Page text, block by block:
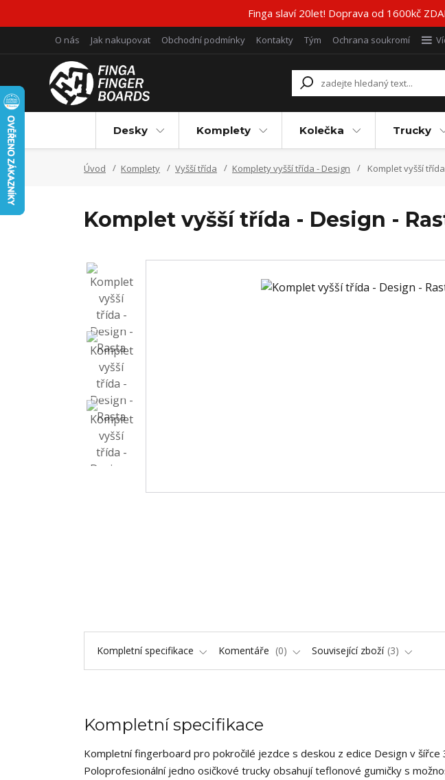
Finga slaví 20let! Doprava od 1600kč
O nás Jak nakupovat Obchodní podmínky Kontakty Tým Ochrana soukromí
Desky Komplety Kolečka Trucky
Úvod Komplety Vyšší třída Komplety vyšší třída - Design Komplet vyšší
Komplet vyšší třída - Design -
Kompletní specifikace Komentáře 0 Související zboží 3
Kompletní specifikace
Kompletní fingerboard pro pokročilé jezdce s deskou z edice Design v šířce
Poloprofesionální jedno osičkové trucky obsahují teflonové gumičky s